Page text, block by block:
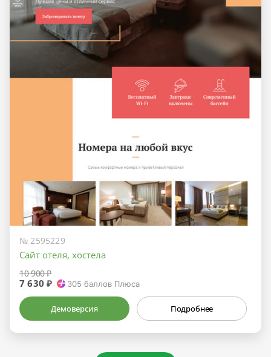
№ 2595229
Сайт отеля, хостела
10 900 ₽
7 630 ₽ 305 баллов Плюса
Демоверсия Подробнее